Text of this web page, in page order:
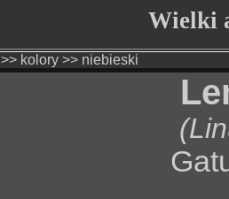
Wielki
>> kolory>> niebieski